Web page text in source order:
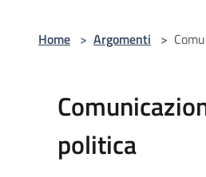
Home > Argomenti >
politica